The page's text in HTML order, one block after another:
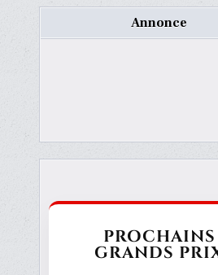
Annonce
PROCHAINS
GRANDS